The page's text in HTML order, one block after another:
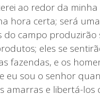
ao redor da minha
hora certa; será
do campo produzirão
eles se
fazendas, e os
eu sou o senhor
amarras e libertá-los